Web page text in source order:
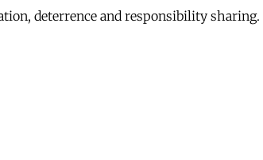
deterrence and responsibility sharing.